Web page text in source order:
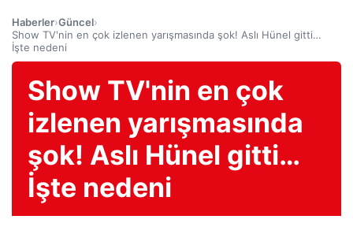
Haberler›Güncel›
Show TV'nin en çok izlenen yarışmasında şok! Aslı Hünel gitti…
İşte nedeni
Show TV'nin en çok
izlenen yarışmasında
şok! Aslı Hünel gitti…
İşte nedeni